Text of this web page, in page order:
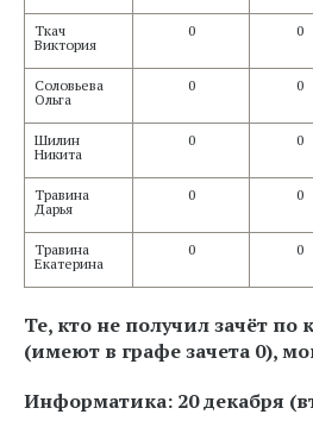
Ткач
Виктория
0 0
Соловьева
Ольга
0 0
Шилин
Никита
0 0
Травина
Дарья
0 0
Травина
Екатерина
0 0
Те, кто не получил зачёт
(имеют в графе зачета 0),
Информатика: 20 декабря